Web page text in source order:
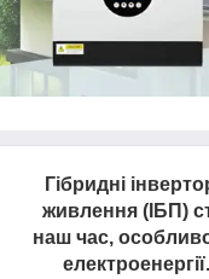
Гібридні
живлення (ІБП)
наш час,